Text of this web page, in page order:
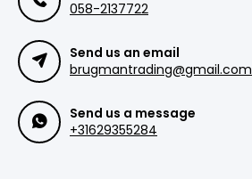
058-2137722
Send us an email
brugmantrading@gmail.com
Send us a message
+31629355284